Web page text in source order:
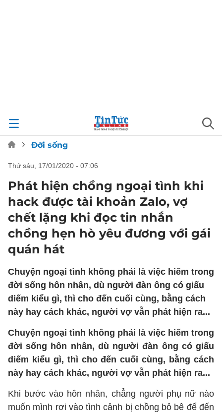
Đời sống
thứ sáu, 17/01/2020 - 07:06
Phát hiện chồng ngoại tình khi
hack được tài khoản Zalo, vợ
chết lặng khi đọc tin nhắn
chồng hẹn hò yêu đương với gái
quán hát
Chuyện ngoại tình không phải là việc hiếm trong
đời sống hôn nhân, dù người đàn ông có giấu
diếm kiểu gì, thì cho đến cuối cùng, bằng cách
này hay cách khác, người vợ vẫn phát hiện ra...
Chuyện ngoại tình không phải là việc hiếm trong
đời sống hôn nhân, dù người đàn ông có giấu
diếm kiểu gì, thì cho đến cuối cùng, bằng cách
này hay cách khác, người vợ vẫn phát hiện ra...
Khi bước vào hôn nhân, chẳng người phụ nữ nào
muốn mình rơi vào tình cảnh bị chồng bỏ bê để đến